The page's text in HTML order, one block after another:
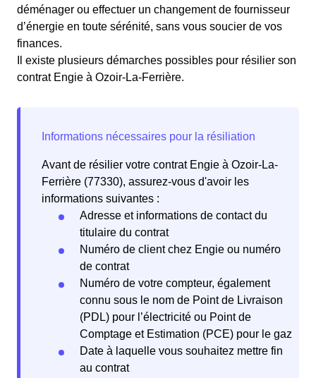
déménager ou effectuer un changement de fournisseur
d’énergie en toute sérénité, sans vous soucier de vos
finances.
Il existe plusieurs démarches possibles pour résilier son
contrat Engie à Ozoir-La-Ferrière.
Avant de résilier votre contrat Engie à Ozoir-La-
Ferrière (77330), assurez-vous d'avoir les
informations suivantes :
Adresse et informations de contact du
titulaire du contrat
Numéro de client chez Engie ou numéro
de contrat
Numéro de votre compteur, également
connu sous le nom de Point de Livraison
(PDL) pour l’électricité ou Point de
Comptage et Estimation (PCE) pour le gaz
Date à laquelle vous souhaitez mettre fin
au contrat